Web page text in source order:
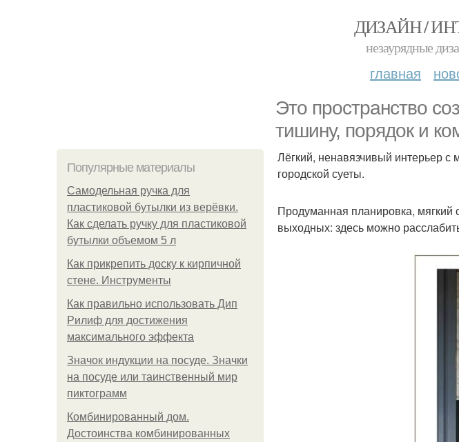
ДИЗАЙН /
незаурядные
главная
Это пространство
тишину, порядок и
Популярные материалы
Самодельная ручка для
пластиковой бутылки из верёвки.
Как сделать ручку для пластиковой
бутылки объемом 5 л
Как прикрепить доску к кирпичной
стене. Инструменты
Как правильно использовать Дип
Рилиф для достижения
максимального эффекта
Значок индукции на посуде. Значки
на посуде или таинственный мир
пиктограмм
Комбинированный дом.
Достоинства комбинированных
Лёгкий, ненавязчивый интерьер
городской суеты.
Продуманная планировка,
выходных: здесь можно